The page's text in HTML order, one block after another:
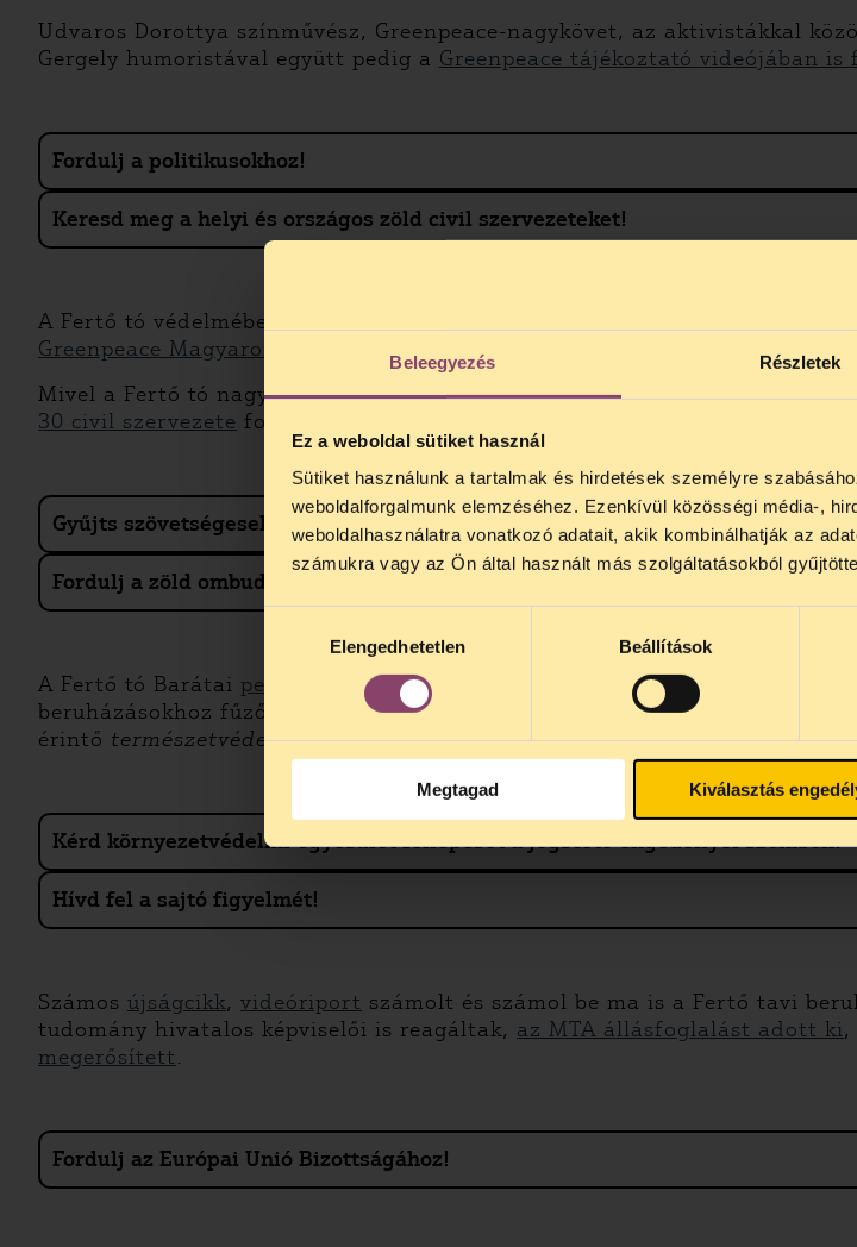
Beleegyezés Részletek
Ez a weboldal sütiket használ
Sütiket használunk a tartalmak és hirdetések személyre
weboldalforgalmunk elemzéséhez. Ezenkívül közösségi média-,
weboldalhasználatra vonatkozó adatait, akik kombinálhatják az
számukra vagy az Ön által használt más szolgáltatásokból
Hozzájárulás
kiválasztásaElengedhetetlen Beállítások
Megtagad Kiválasztás
Udvaros Dorottya színművész, Greenpeace-nagykövet, az aktivistákkal
Gergely humoristával együtt pedig a Greenpeace tájékoztató videójában is
Fordulj a politikusokhoz!
Keresd meg a helyi és országos zöld civil szervezeteket!
A Fertő tó védelmében a helyiekből álló Fertő tó Barátai Egyesület, a
Greenpeace Magyarország
is minden lépést megtesz a káros beruházás
Mivel a Fertő tó nagy része Ausztria területén fekszik, így ebben az
30 civil szervezete fordult a tó védelmében a nemzetközi UNESCO
Gyűjts szövetségeseket! Alakíts koalíciót!
Fordulj a zöld ombudsmanhoz!
A Fertő tó Barátai petícióval fordultak a zöld ombudsmanhoz , aki erre
beruházásokhoz fűződő magánérdekek tehát az Alaptörvény értékrendje
érintő természetvédelmi érdekeket.”
Kérd környezetvédelmi egyesület fellépését a jogsértő engedéllyel szemben!
Hívd fel a sajtó figyelmét!
Számos újságcikk, videóriport számolt és számol be ma is a Fertő tavi
tudomány hivatalos képviselői is reagáltak, az MTA állásfoglalást adott ki,
megerősített.
Fordulj az Európai Unió Bizottságához!
TELEFONOS JOGSEGÉLY
Kedves érdeklődő, Tájékoztatjuk, hogy
augusztus 24 között szünetel
. Az első
kedden, 13 és 15 óra között lesz
alatt is elér minket.